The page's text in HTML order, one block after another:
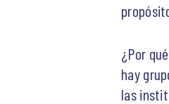
¿Por
hay
las